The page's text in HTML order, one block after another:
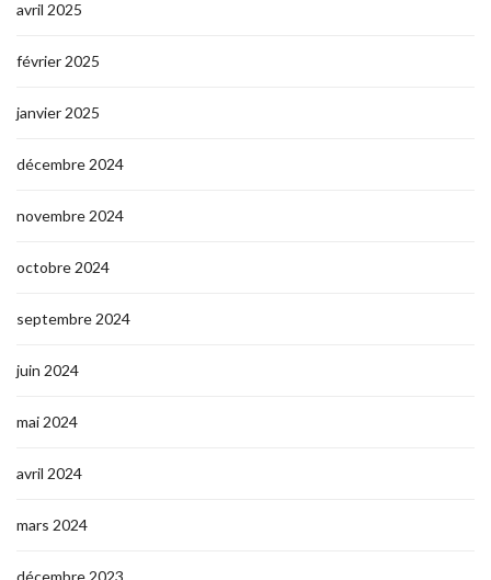
avril 2025
février 2025
janvier 2025
décembre 2024
novembre 2024
octobre 2024
septembre 2024
juin 2024
mai 2024
avril 2024
mars 2024